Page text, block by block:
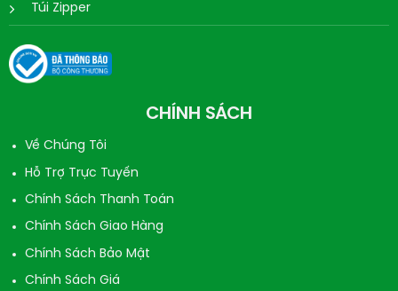
Túi Zipper
CHÍNH SÁCH
Về Chúng Tôi
Hỗ Trợ Trực Tuyến
Chính Sách Thanh Toán
Chính Sách Giao Hàng
Chính Sách Bảo Mật
Chính Sách Giá